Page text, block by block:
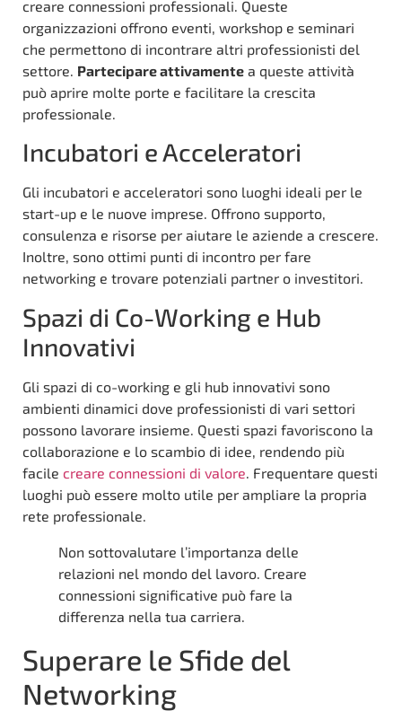
creare connessioni professionali. Queste
organizzazioni offrono eventi, workshop e seminari
che permettono di incontrare altri professionisti del
settore. Partecipare attivamente a queste attività
può aprire molte porte e facilitare la crescita
professionale.
Incubatori e Acceleratori
Gli incubatori e acceleratori sono luoghi ideali per le
start-up e le nuove imprese. Offrono supporto,
consulenza e risorse per aiutare le aziende a crescere.
Inoltre, sono ottimi punti di incontro per fare
networking e trovare potenziali partner o investitori.
Spazi di Co-Working e Hub
Innovativi
Gli spazi di co-working e gli hub innovativi sono
ambienti dinamici dove professionisti di vari settori
possono lavorare insieme. Questi spazi favoriscono la
collaborazione e lo scambio di idee, rendendo più
facile creare connessioni di valore . Frequentare questi
luoghi può essere molto utile per ampliare la propria
rete professionale.
Non sottovalutare l’importanza delle
relazioni nel mondo del lavoro. Creare
connessioni significative può fare la
differenza nella tua carriera.
Superare le Sfide del
Networking